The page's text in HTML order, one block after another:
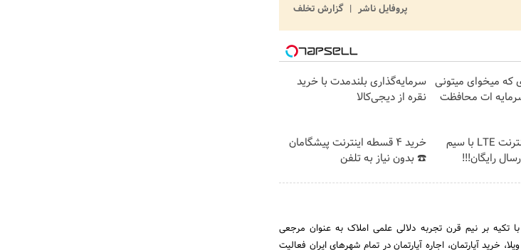
پروفایل ناشر
گزارش تخلف
که میخوای میتونی
ات محافظت
سرمایه‌گذاری بلندمدت با خرید
نقره از دیجی‌کالا
فروش ویژه اینترنت LTE با سیم
رایگان!!!
خرید 4 قسطه اینترنت پیشگامان
☎️ بدون نیاز به تلفن
تکیه بر نیم قرن تجربه دلالی علمی املاک به عنوان مرجعی
آپارتمان، اجاره آپارتمان در تمام شهرهای ایران فعالیت